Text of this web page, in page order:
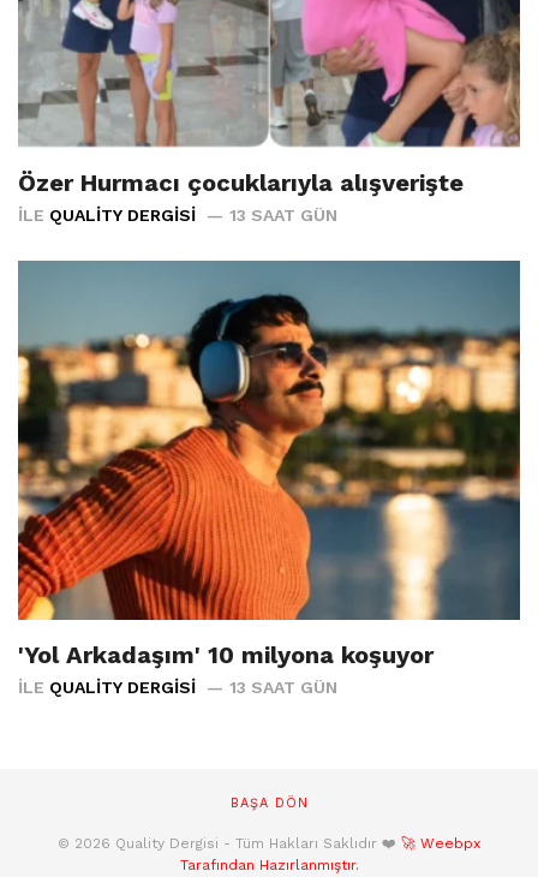
Özer Hurmacı çocuklarıyla alışverişte
İLE QUALITY DERGISI 13 SAAT GÜN
'Yol Arkadaşım' 10 milyona koşuyor
İLE QUALITY DERGISI 13 SAAT GÜN
BAŞA DÖN
© 2026 Quality Dergisi - Tüm Hakları Saklıdır ❤️ 🚀 Weebpx
Tarafından Hazırlanmıştır.